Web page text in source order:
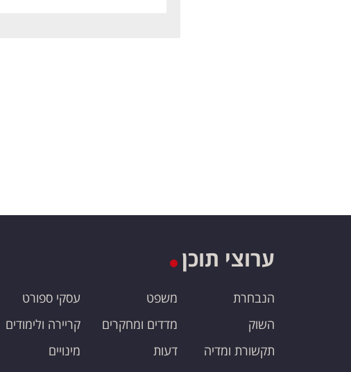
ערוצי תוכן
הנבחרת
השוק
תקשורת ומדיה
משפט
מדדים ומחקרים
דעות
עסקי ספורט
קריירה ולימודים
מינויים